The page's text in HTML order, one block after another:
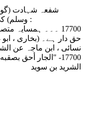
شفعہ شہادت
وسلم) کی عادات مبارکہ کتاب الشفعۃ من الاقوال :
17700 ۔۔۔ ہمسایہ
حق دار ہے۔ (بخاری ، ابو
نسائی ، ابن ماجہ عن
17700- "الجار أحق
الشريد بن سويد